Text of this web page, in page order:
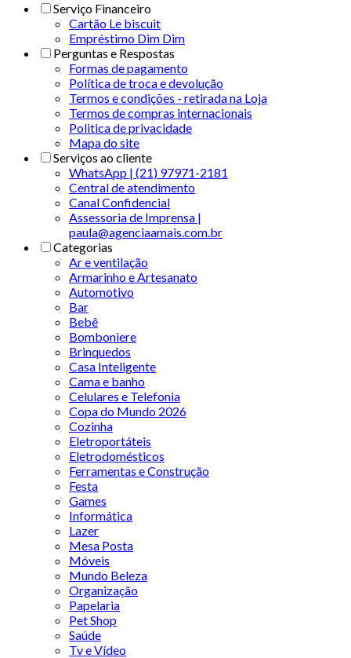
Serviço Financeiro
Cartão Le biscuit
Empréstimo Dim Dim
Perguntas e Respostas
Formas de pagamento
Política de troca e devolução
Termos e condições - retirada na Loja
Termos de compras internacionais
Politica de privacidade
Mapa do site
Serviços ao cliente
WhatsApp | (21) 97971-2181
Central de atendimento
Canal Confidencial
Assessoria de Imprensa |
paula@agenciaamais.com.br
Categorias
Ar e ventilação
Armarinho e Artesanato
Automotivo
Bar
Bebê
Bomboniere
Brinquedos
Casa Inteligente
Cama e banho
Celulares e Telefonia
Copa do Mundo 2026
Cozinha
Eletroportáteis
Eletrodomésticos
Ferramentas e Construção
Festa
Games
Informática
Lazer
Mesa Posta
Móveis
Mundo Beleza
Organização
Papelaria
Pet Shop
Saúde
Tv e Vídeo